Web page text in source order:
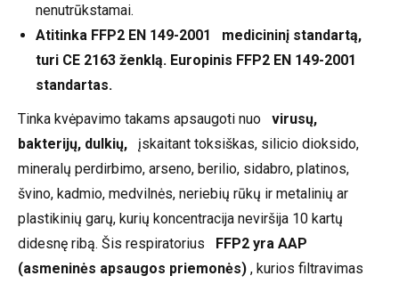
nenutrūkstamai.
Atitinka FFP2 EN 149-2001 medicininį standartą,
turi CE 2163 ženklą. Europinis FFP2 EN 149-2001
standartas.
Tinka kvėpavimo takams apsaugoti nuo virusų,
bakterijų, dulkių,
įskaitant toksiškas, silicio dioksido,
mineralų perdirbimo, arseno, berilio, sidabro, platinos,
švino, kadmio, medvilnės, neriebių rūkų ir metalinių ar
plastikinių garų, kurių koncentracija neviršija 10 kartų
didesnę ribą. Šis respiratorius FFP2 yra AAP
(asmeninės apsaugos priemonės) , kurios filtravimas